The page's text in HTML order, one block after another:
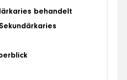
behandelt